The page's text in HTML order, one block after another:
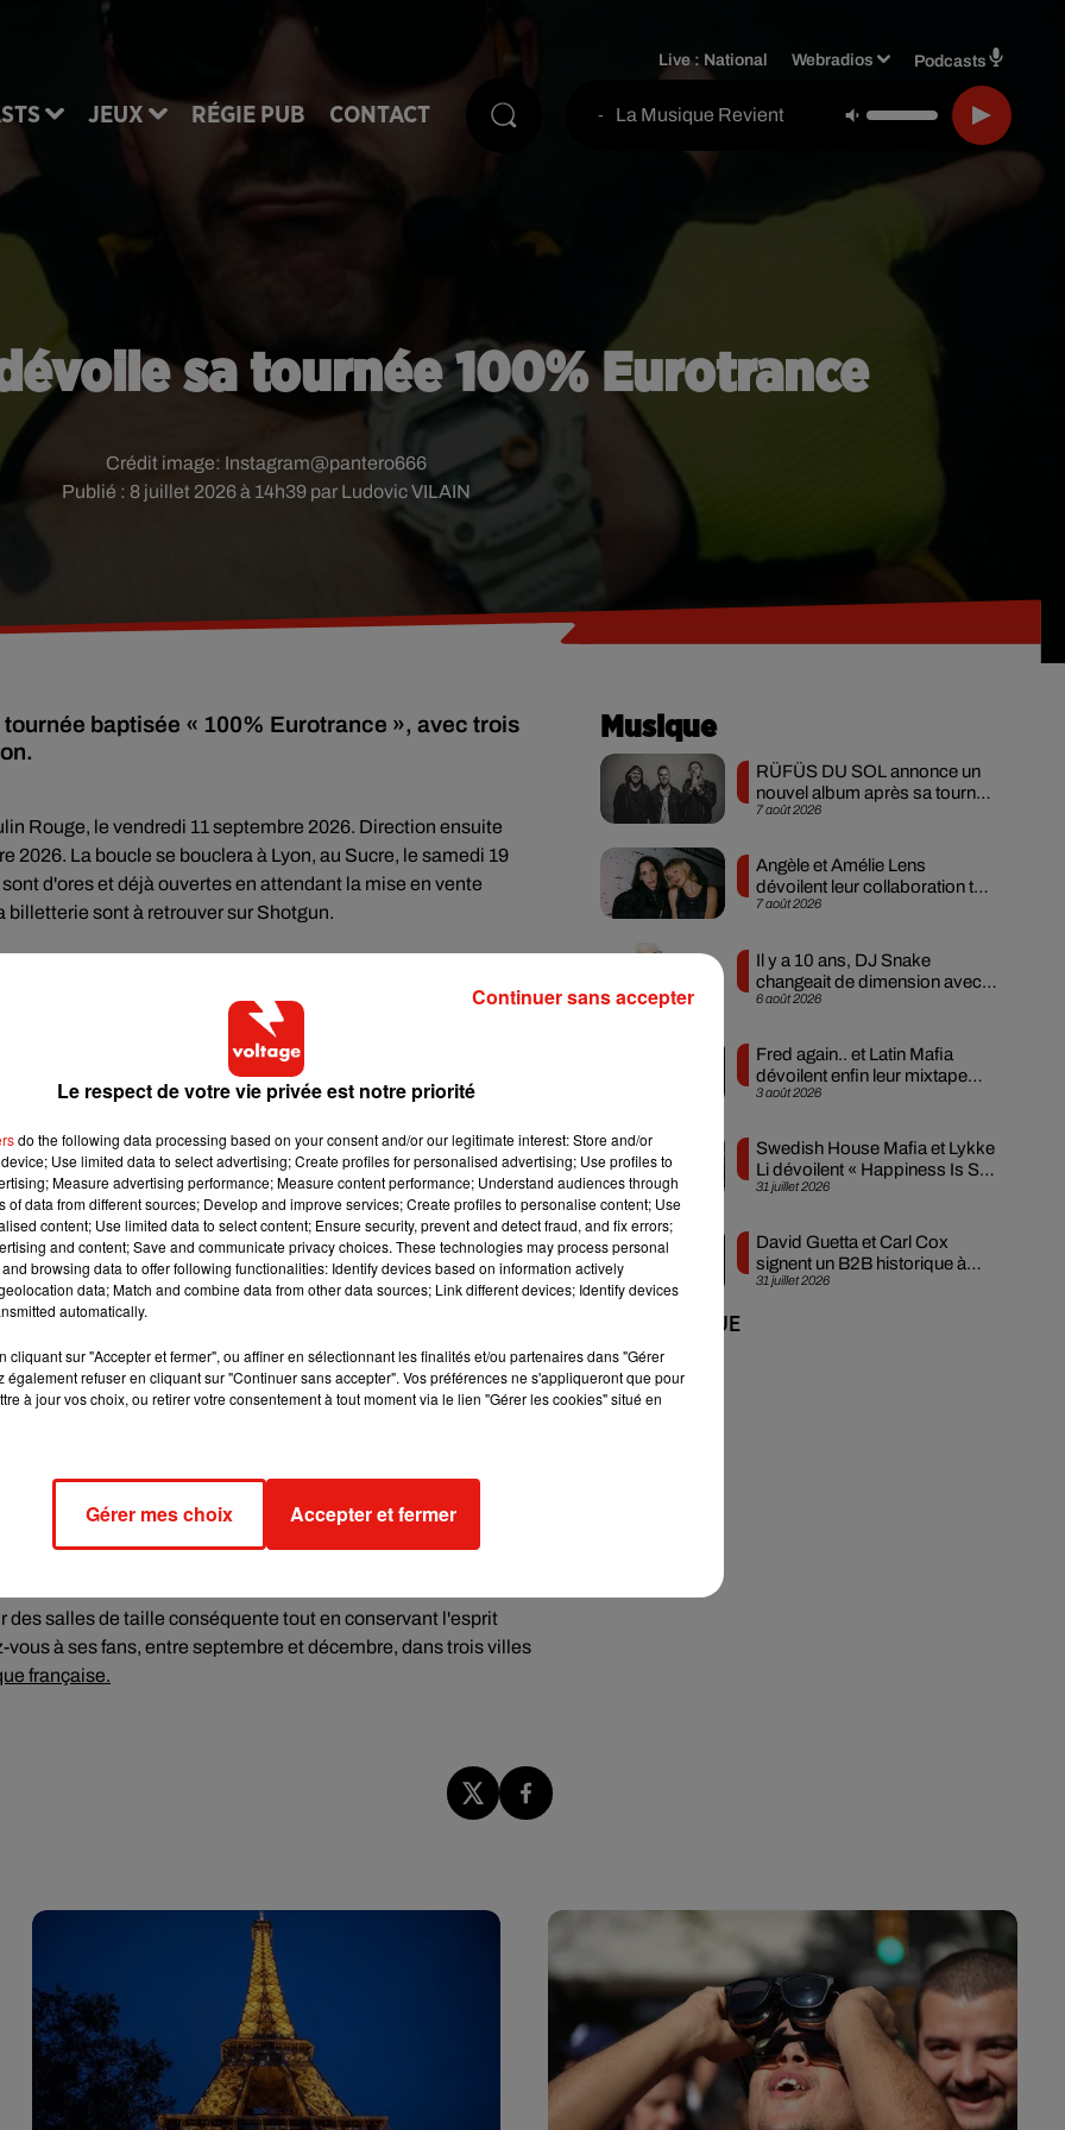
JEUX RÉGIE PUB CONTACT
Live : National Webradios Podcasts
- La Musique Revient
sa tournée 100% Eurotrance
Publié : 8 juillet 2026 à 14h39 par Ludovic VILAIN
Crédit image: Instagram@pantero666
baptisée « 100% Eurotrance », avec trois
Rouge, le vendredi 11 septembre 2026. Direction ensuite
2026. La boucle se bouclera à Lyon, au Sucre, le samedi 19
d'ores et déjà ouvertes en attendant la mise en vente
sont à retrouver sur Shotgun.
Y2K, un show visuel 3D totalement inédit et un light
2much, officiera en tant que MC officiel sur l'ensemble de la
que leur identité ne soit encore dévoilée.
entre hits des années 90 et 2000 revisités et productions
lors de ses précédents passages, notamment à Solidays,
incontournable de la scène eurotrance française. Il doit sa
dancefloors, à l'image de « Pow! », « Locomotiva » ou plus
envoûtantes et bangers hard dance ultra calibrés, puise
aime jouer sur les contrastes : passages planants suivis de
lui permet aujourd'hui d'arpenter les scènes électroniques du
connaissent un vrai regain d'intérêt en France, porté
des années 2000. Panteros666 en est aujourd'hui l'un
productions originales et classiques revisités sans jamais
salles de taille conséquente tout en conservant l'esprit
à ses fans, entre septembre et décembre, dans trois villes
française.
Musique
7 août 2026
RÜFÜS DU SOL annonce un
nouvel album après sa tournée
mondiale
7 août 2026
Angèle et Amélie Lens
dévoilent leur collaboration tant
attendue
6 août 2026
Il y a 10 ans, DJ Snake
changeait de dimension avec
son premier...
3 août 2026
Fred again.. et Latin Mafia
dévoilent enfin leur mixtape
créée en...
31 juillet 2026
Swedish House Mafia et Lykke
Li dévoilent « Happiness Is So
Sad »
31 juillet 2026
David Guetta et Carl Cox
signent un B2B historique à
Ibiza
+ DE MUSIQUE
Le respect de votre vie privée est notre priorité
do the following data processing based on your consent and/or our legitimate interest: Store and/or
Use limited data to select advertising; Create profiles for personalised advertising; Use profiles to
Measure advertising performance; Measure content performance; Understand audiences through
of data from different sources; Develop and improve services; Create profiles to personalise content; Use
content; Use limited data to select content; Ensure security, prevent and detect fraud, and fix errors;
and content; Save and communicate privacy choices. These technologies may process personal
browsing data to offer following functionalities: Identify devices based on information actively
data; Match and combine data from other data sources; Link different devices; Identify devices
automatically.
cliquant sur "Accepter et fermer", ou affiner en sélectionnant les finalités et/ou partenaires dans "Gérer
également refuser en cliquant sur "Continuer sans accepter". Vos préférences ne s'appliqueront que pour
à jour vos choix, ou retirer votre consentement à tout moment via le lien "Gérer les cookies" situé en
Gérer mes choix Accepter et fermer
Continuer sans accepter